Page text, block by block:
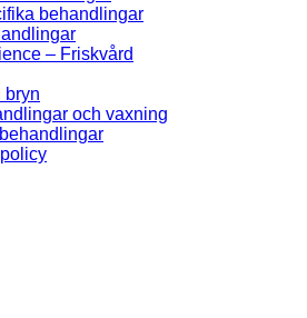
behandlingar
– Friskvård
bryn
och vaxning